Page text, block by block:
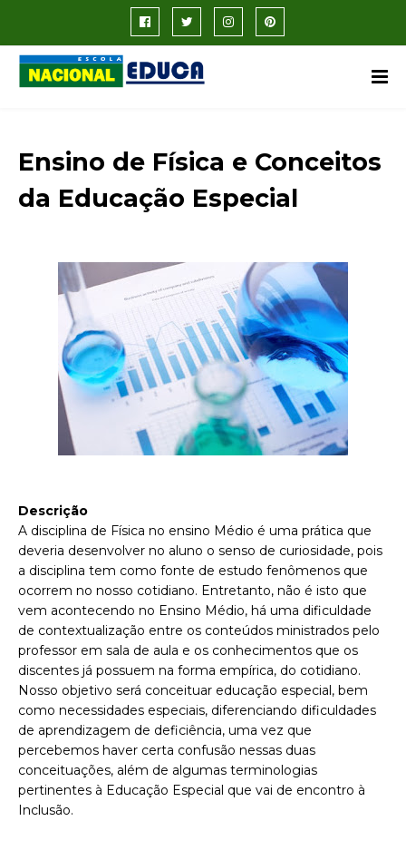
Ensino de Física e Conceitos
da Educação Especial
Descrição
A disciplina de Física no ensino Médio é uma prática que
deveria desenvolver no aluno o senso de curiosidade, pois
a disciplina tem como fonte de estudo fenômenos que
ocorrem no nosso cotidiano. Entretanto, não é isto que
vem acontecendo no Ensino Médio, há uma dificuldade
de contextualização entre os conteúdos ministrados pelo
professor em sala de aula e os conhecimentos que os
discentes já possuem na forma empírica, do cotidiano.
Nosso objetivo será conceituar educação especial, bem
como necessidades especiais, diferenciando dificuldades
de aprendizagem de deficiência, uma vez que
percebemos haver certa confusão nessas duas
conceituações, além de algumas terminologias
pertinentes à Educação Especial que vai de encontro à
Inclusão.